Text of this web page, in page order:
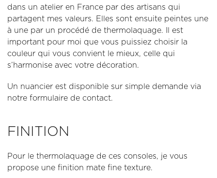
dans un atelier en France par des artisans qui
partagent mes valeurs. Elles sont ensuite peintes une
à une par un procédé de thermolaquage. Il est
important pour moi que vous puissiez choisir la
couleur qui vous convient le mieux, celle qui
s’harmonise avec votre décoration.
Un nuancier est disponible sur simple demande via
notre formulaire de contact.
FINITION
Pour le thermolaquage de ces consoles, je vous
propose une finition mate fine texture.